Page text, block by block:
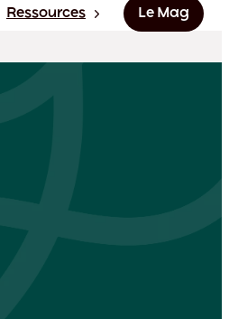
Ressources Le Mag